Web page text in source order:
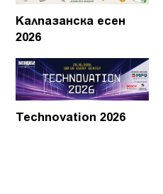
Калпазанска есен
2026
Technovation 2026